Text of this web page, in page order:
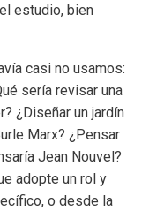
estudio, bien
casi no usamos:
sería revisar una
¿Diseñar un jardín
Marx? ¿Pensar
Jean Nouvel?
adopte un rol y
o desde la